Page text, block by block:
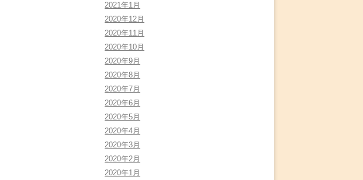
2021年1月
2020年12月
2020年11月
2020年10月
2020年9月
2020年8月
2020年7月
2020年6月
2020年5月
2020年4月
2020年3月
2020年2月
2020年1月